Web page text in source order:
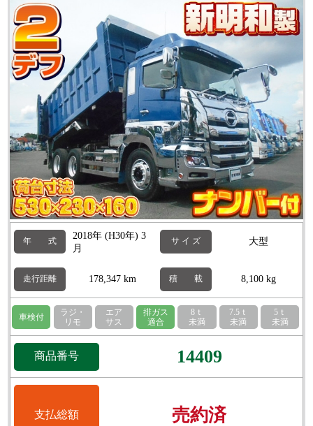
年 式
2018年 (H30年) 3
月
サ イ ズ 大型
走行距離 178,347 km 積 載 8,100 kg
車検付
ラジ・
リモ
エア
サス
排ガス
適合
8ｔ
未満
7.5ｔ
未満
5ｔ
未満
商品番号 14409
支払総額 売約済